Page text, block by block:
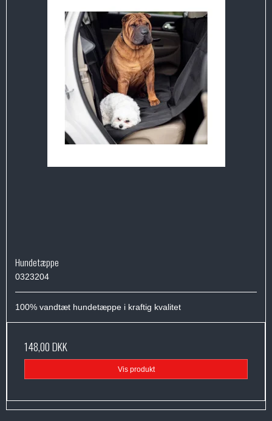
Hundetæppe
0323204
100% vandtæt hundetæppe i kraftig kvalitet
148,00 DKK
Vis produkt